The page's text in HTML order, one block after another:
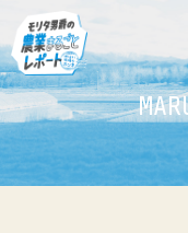
content
モリタ男爵の農業まるごと